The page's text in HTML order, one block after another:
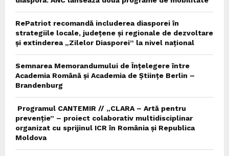
RePatriot recomandă includerea diasporei în
strategiile locale, județene și regionale de dezvoltare
și extinderea „Zilelor Diasporei” la nivel național
Semnarea Memorandumului de Înțelegere între
Academia Română și Academia de Științe Berlin –
Brandenburg
Programul CANTEMIR // „CLARA – Artă pentru
prevenție” – proiect colaborativ multidisciplinar
organizat cu sprijinul ICR în România și Republica
Moldova